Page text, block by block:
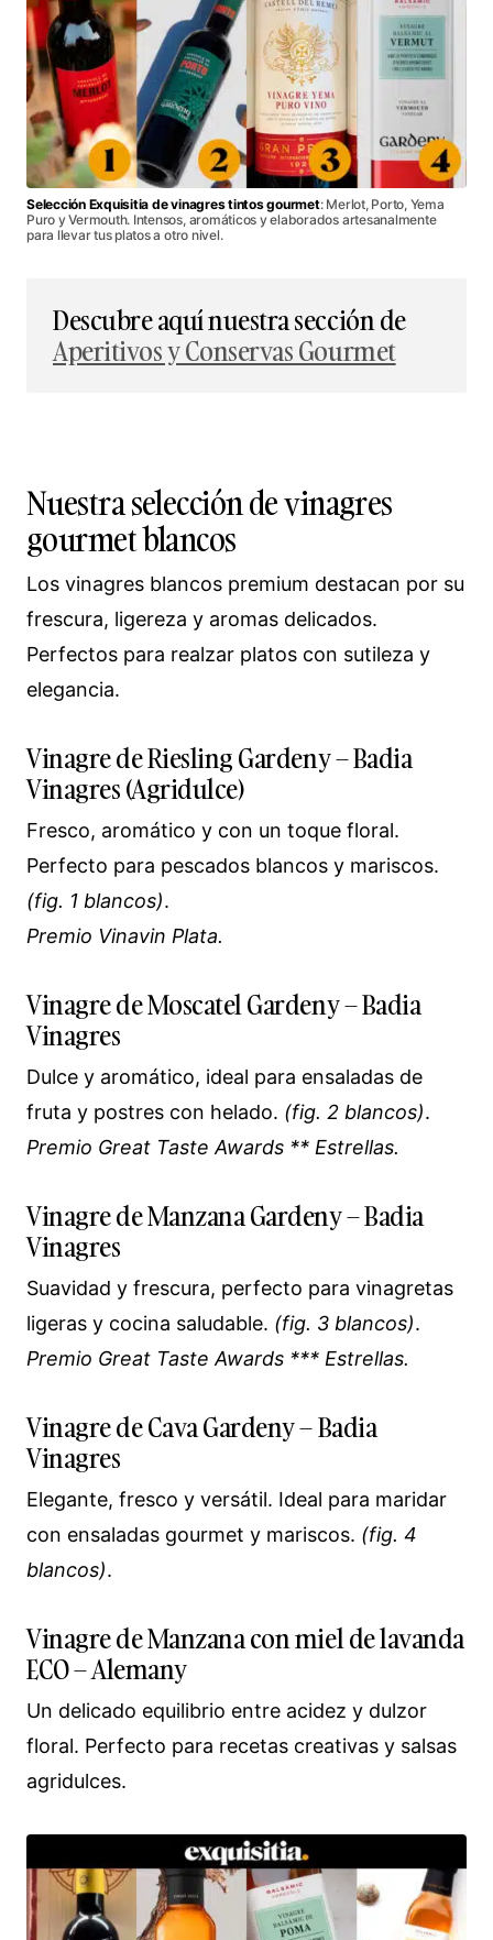
Selección Exquisitia de vinagres tintos gourmet: Merlot, Porto, Yema
Puro y Vermouth. Intensos, aromáticos y elaborados artesanalmente
para llevar tus platos a otro nivel.
Descubre aquí nuestra sección de
Aperitivos y Conservas Gourmet
Nuestra selección de vinagres
gourmet blancos
Los vinagres blancos premium destacan por su
frescura, ligereza y aromas delicados.
Perfectos para realzar platos con sutileza y
elegancia.
Vinagre de Riesling Gardeny – Badia
Vinagres (Agridulce)
Fresco, aromático y con un toque floral.
Perfecto para pescados blancos y mariscos.
(fig. 1 blancos).
Premio Vinavin Plata.
Vinagre de Moscatel Gardeny – Badia
Vinagres
Dulce y aromático, ideal para ensaladas de
fruta y postres con helado. (fig. 2 blancos).
Premio Great Taste Awards ** Estrellas.
Vinagre de Manzana Gardeny – Badia
Vinagres
Suavidad y frescura, perfecto para vinagretas
ligeras y cocina saludable. (fig. 3 blancos).
Premio Great Taste Awards *** Estrellas.
Vinagre de Cava Gardeny – Badia
Vinagres
Elegante, fresco y versátil. Ideal para maridar
con ensaladas gourmet y mariscos. (fig. 4
blancos).
Vinagre de Manzana con miel de lavanda
ECO – Alemany
Un delicado equilibrio entre acidez y dulzor
floral. Perfecto para recetas creativas y salsas
agridulces.